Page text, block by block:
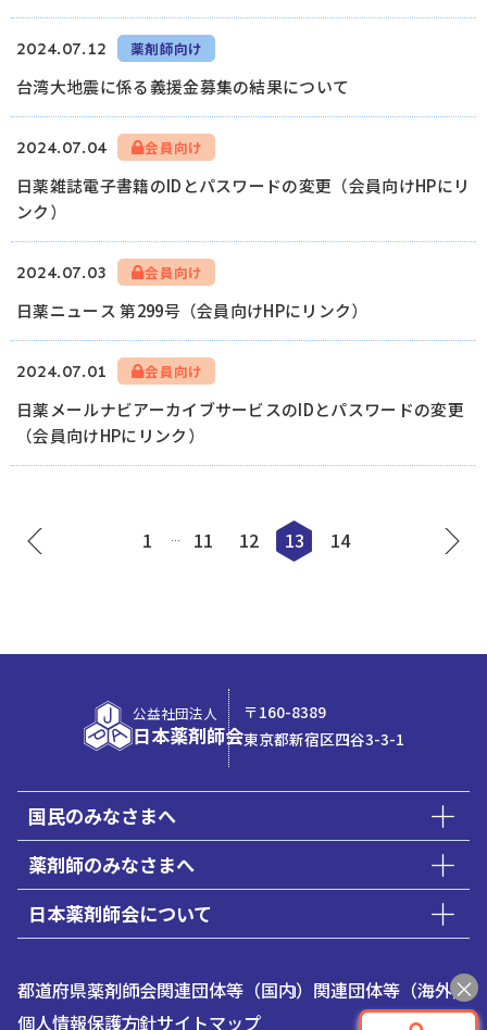
2024.07.12 薬剤師向け
台湾大地震に係る義援金募集の結果について
2024.07.04 会員向け
日薬雑誌電子書籍のIDとパスワードの変更（会員向けHPにリ
ンク）
2024.07.03 会員向け
日薬ニュース 第299号（会員向けHPにリンク）
2024.07.01 会員向け
日薬メールナビアーカイブサービスのIDとパスワードの変更
（会員向けHPにリンク）
1 … 11 12 13 14
公益社団法人
日本薬剤師会
〒160-8389
東京都新宿区四谷3-3-1
国民のみなさまへ
薬剤師のみなさまへ
日本薬剤師会について
都道府県薬剤師会関連団体等（国内） 関連団体等（海外）
個人情報保護方針サイトマップ